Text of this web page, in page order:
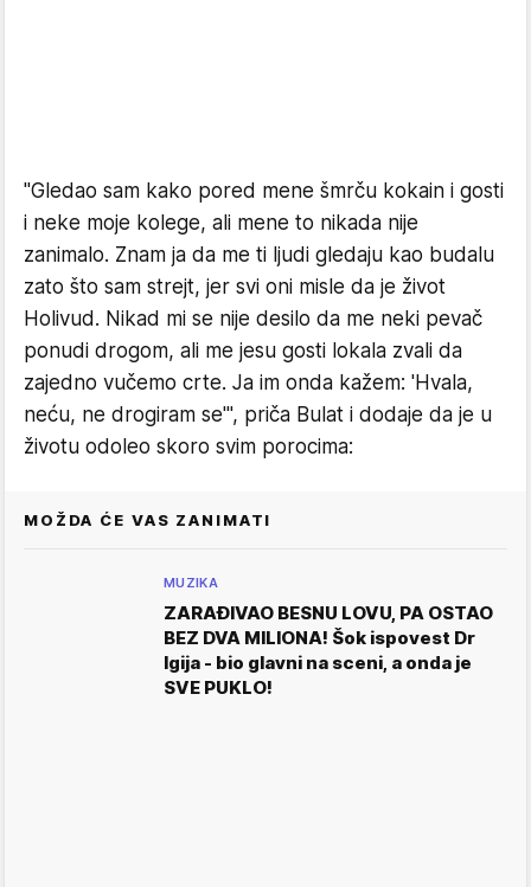
"Gledao sam kako pored mene šmrču kokain i gosti
i neke moje kolege, ali mene to nikada nije
zanimalo. Znam ja da me ti ljudi gledaju kao budalu
zato što sam strejt, jer svi oni misle da je život
Holivud. Nikad mi se nije desilo da me neki pevač
ponudi drogom, ali me jesu gosti lokala zvali da
zajedno vučemo crte. Ja im onda kažem: 'Hvala,
neću, ne drogiram se'", priča Bulat i dodaje da je u
životu odoleo skoro svim porocima:
MOŽDA ĆE VAS ZANIMATI
MUZIKA
ZARAĐIVAO BESNU LOVU, PA OSTAO
BEZ DVA MILIONA! Šok ispovest Dr
Igija - bio glavni na sceni, a onda je
SVE PUKLO!